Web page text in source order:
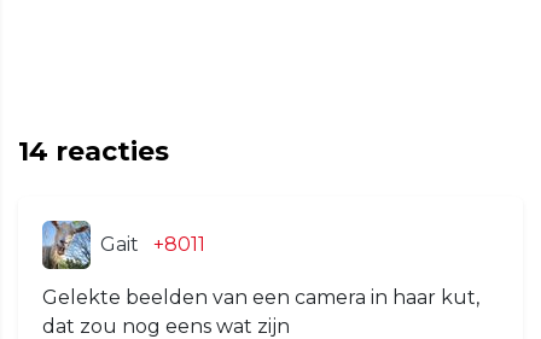
14 reacties
Gait +8011
Gelekte beelden van een camera in haar kut,
dat zou nog eens wat zijn